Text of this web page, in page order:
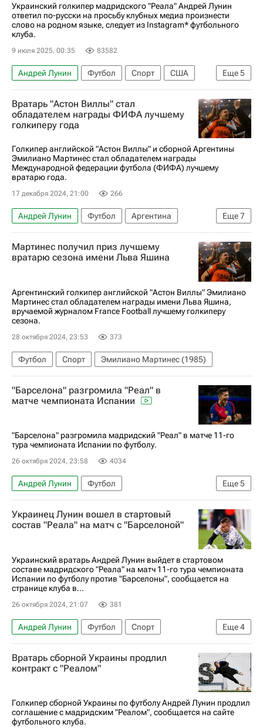
Украинский голкипер мадридского "Реала" Андрей Лунин
ответил по-русски на просьбу клубных медиа произнести
слово на родном языке, следует из Instagram* футбольного
клуба.
9 июля 2025, 00:35 83582
Еще5
Андрей Лунин Футбол Спорт
США
Россия
Матвей Сафонов
Реал Мадрид
Челси
Флуминенсе
Вратарь "Астон Виллы" стал
обладателем награды ФИФА лучшему
голкиперу года
Голкипер английской "Астон Виллы" и сборной Аргентины
Эмилиано Мартинес стал обладателем награды
Международной федерации футбола (ФИФА) лучшему
вратарю года.
17 декабря 2024, 21:00 266
Еще7
Андрей Лунин Футбол
Аргентина
Испания
Доха
Эмилиано Мартинес (1985)
Эдерсон
Международная федерация футбола (ФИФА)
Реал Мадрид
Мартинес получил приз лучшему
вратарю сезона имени Льва Яшина
Аргентинский голкипер английской "Астон Виллы" Эмилиано
Мартинес стал обладателем награды имени Льва Яшина,
вручаемой журналом France Football лучшему голкиперу
сезона.
28 октября 2024, 23:53 373
Футбол Спорт Эмилиано Мартинес (1985)
"Барселона" разгромила "Реал" в
матче чемпионата Испании
"Барселона" разгромила мадридский "Реал" в матче 11-го
тура чемпионата Испании по футболу.
26 октября 2024, 23:58 4034
Еще5
Андрей Лунин
Футбол
Чемпионат Испании по футболу
Реал Мадрид
Барселона
Роберт Левандовский
Украинец Лунин вошел в стартовый
состав "Реала" на матч с "Барселоной"
Украинский вратарь Андрей Лунин выйдет в стартовом
составе мадридского "Реала" на матч 11-го тура чемпионата
Испании по футболу против "Барселоны", сообщается на
странице клуба в...
26 октября 2024, 21:07 381
Еще4
Андрей Лунин Футбол
Спорт
Тибо Куртуа
Барселона
Реал Мадрид
Чемпионат Испании по футболу
Вратарь сборной Украины продлил
контракт с "Реалом"
Голкипер сборной Украины по футболу Андрей Лунин продлил
соглашение с мадридским "Реалом", сообщается на сайте
футбольного клуба.